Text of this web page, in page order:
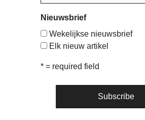
Nieuwsbrief
Wekelijkse nieuwsbrief
Elk nieuw artikel
* = required field